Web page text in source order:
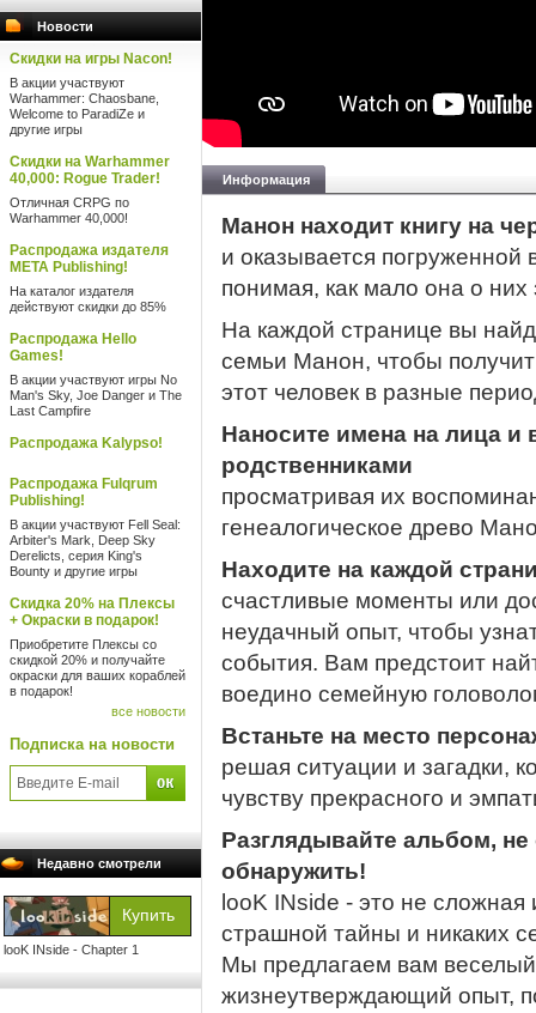
Новости
Скидки на игры Nacon!
В акции участвуют
Warhammer: Chaosbane,
Welcome to ParadiZe и
другие игры
Скидки на Warhammer
40,000: Rogue Trader!
Отличная CRPG по
Warhammer 40,000!
Распродажа издателя
META Publishing!
На каталог издателя
действуют скидки до 85%
Распродажа Hello
Games!
В акции участвуют игры No
Man's Sky, Joe Danger и The
Last Campfire
Распродажа Kalypso!
Распродажа Fulqrum
Publishing!
В акции участвуют Fell Seal:
Arbiter's Mark, Deep Sky
Derelicts, серия King's
Bounty и другие игры
Скидка 20% на Плексы
+ Окраски в подарок!
Приобретите Плексы со
скидкой 20% и получайте
окраски для ваших кораблей
в подарок!
все новости
Подписка на новости
Недавно смотрели
looK INside - Chapter 1
Информация
Манон находит книгу на
и оказывается погруженной
понимая, как мало она о них
На каждой странице вы
семьи Манон, чтобы
этот человек в разные
Наносите имена на лица
родственниками
просматривая их
генеалогическое древо
Находите на каждой
счастливые моменты или
неудачный опыт, чтобы
события. Вам предстоит
воедино семейную
Встаньте на место
решая ситуации и загадки,
чувству прекрасного и
Разглядывайте альбом,
обнаружить!
looK INside - это не сложная
страшной тайны и никаких
Мы предлагаем вам
жизнеутверждающий опыт,